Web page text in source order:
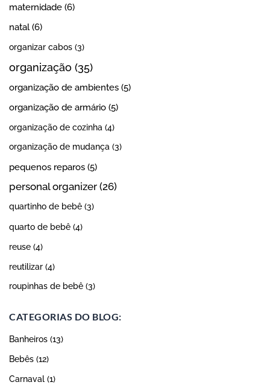
maternidade (6)
natal(6)
organizar cabos (3)
organização (35)
organização de ambientes (5)
organização de armário (5)
organização de cozinha (4)
organização de mudança (3)
pequenos reparos (5)
personal organizer (26)
quartinho de bebê (3)
quarto de bebê (4)
reuse (4)
reutilizar (4)
roupinhas de bebê (3)
CATEGORIAS DO BLOG:
Banheiros (13)
Bebês (12)
Carnaval (1)